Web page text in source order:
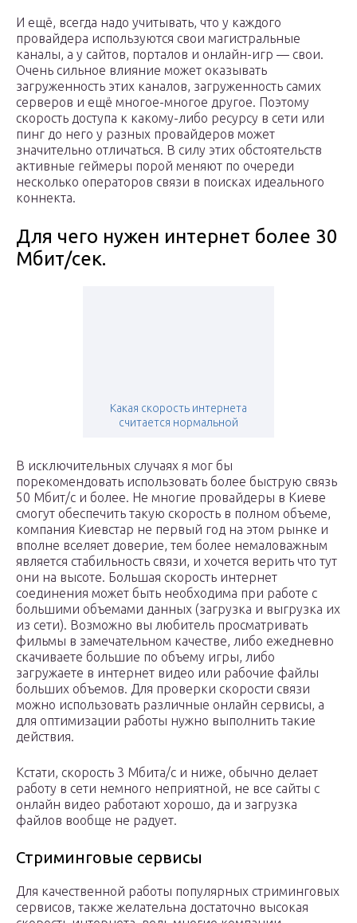
И ещё, всегда надо учитывать, что у каждого
провайдера используются свои магистральные
каналы, а у сайтов, порталов и онлайн-игр — свои.
Очень сильное влияние может оказывать
загруженность этих каналов, загруженность самих
серверов и ещё многое-многое другое. Поэтому
скорость доступа к какому-либо ресурсу в сети или
пинг до него у разных провайдеров может
значительно отличаться. В силу этих обстоятельств
активные геймеры порой меняют по очереди
несколько операторов связи в поисках идеального
коннекта.
Для чего нужен интернет более 30
Мбит/сек.
Какая скорость интернета
считается нормальной
В исключительных случаях я мог бы
порекомендовать использовать более быструю связь
50 Мбит/с и более. Не многие провайдеры в Киеве
смогут обеспечить такую скорость в полном объеме,
компания Киевстар не первый год на этом рынке и
вполне вселяет доверие, тем более немаловажным
является стабильность связи, и хочется верить что тут
они на высоте. Большая скорость интернет
соединения может быть необходима при работе с
большими объемами данных (загрузка и выгрузка их
из сети). Возможно вы любитель просматривать
фильмы в замечательном качестве, либо ежедневно
скачиваете большие по объему игры, либо
загружаете в интернет видео или рабочие файлы
больших объемов. Для проверки скорости связи
можно использовать различные онлайн сервисы, а
для оптимизации работы нужно выполнить такие
действия.
Кстати, скорость 3 Мбита/с и ниже, обычно делает
работу в сети немного неприятной, не все сайты с
онлайн видео работают хорошо, да и загрузка
файлов вообще не радует.
Стриминговые сервисы
Для качественной работы популярных стриминговых
сервисов, также желательна достаточно высокая